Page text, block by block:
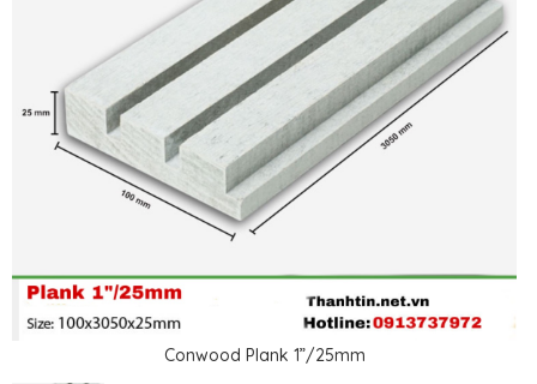
Conwood Plank 1”/25mm